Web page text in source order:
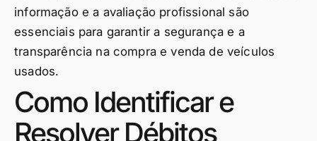
informação e a avaliação profissional são
essenciais para garantir a segurança e a
transparência na compra e venda de veículos
usados.
Como Identificar e
Resolver Débitos